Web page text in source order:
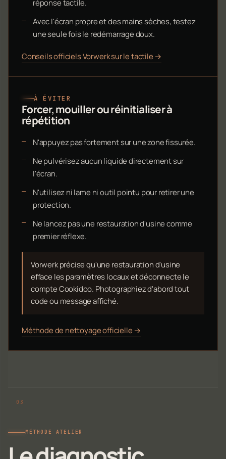
réponse tactile.
Avec l'écran propre et des mains sèches, testez
une seule fois le redémarrage doux.
Conseils officiels Vorwerk sur le tactile →
À ÉVITER
Forcer, mouiller ou réinitialiser à
répétition
N'appuyez pas fortement sur une zone fissurée.
Ne pulvérisez aucun liquide directement sur
l'écran.
N'utilisez ni lame ni outil pointu pour retirer une
protection.
Ne lancez pas une restauration d'usine comme
premier réflexe.
Vorwerk précise qu'une restauration d'usine
efface les paramètres locaux et déconnecte le
compte Cookidoo. Photographiez d'abord tout
code ou message affiché.
Méthode de nettoyage officielle →
MÉTHODE ATELIER